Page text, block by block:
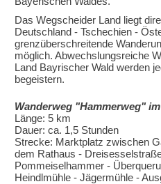
Das Wegscheider Land liegt
Deutschland - Tschechien -
grenzüberschreitende
möglich. Abwechslungsreiche
Land Bayrischer Wald werden
begeistern.
Wanderweg "Hammerweg"
Länge: 5 km
Dauer: ca. 1,5 Stunden
Strecke: Marktplatz zwischen
dem Rathaus -
Pommeiselhammer -
Heindlmühle - Jägermühle -